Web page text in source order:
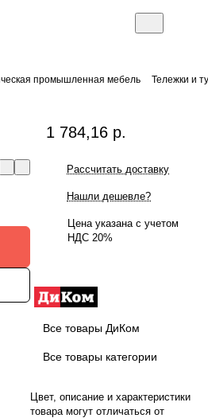
промышленная мебель Тележки и
1 784,16 р.
Рассчитать доставку
Нашли дешевле?
Цена указана с учетом
НДС 20%
Все товары ДиКом
Все товары категории
Цвет, описание и характеристики
товара могут отличаться от